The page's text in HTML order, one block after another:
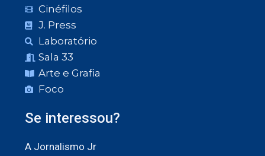
Cinéfilos
J. Press
Laboratório
Sala 33
Arte e Grafia
Foco
Se interessou?
A Jornalismo Jr